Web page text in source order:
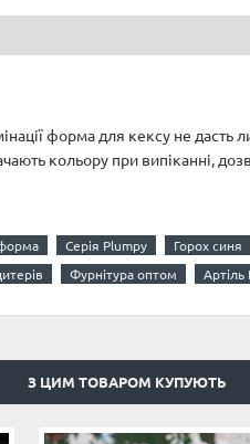
форма для кексу не дасть
кольору при випіканні,
Серія Plumpy Горох синя
Фурнітура оптом Артіль
З ЦИМ ТОВАРОМ КУПУЮТЬ